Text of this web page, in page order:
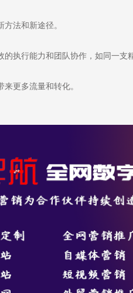
法和新途径。
执行能力和团队协作，如同一支
更多流量和转化。